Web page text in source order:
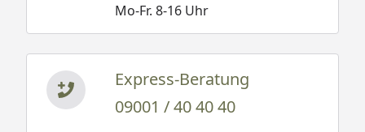
Mo-Fr. 8-16 Uhr
Express-Beratung
09001 / 40 40 40